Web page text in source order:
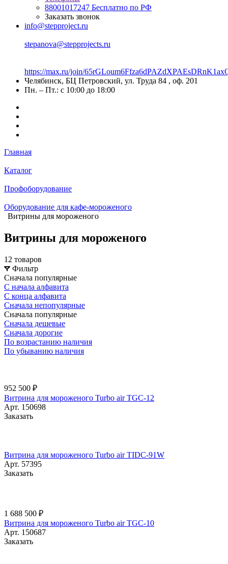
88001017247 Бесплатно по РФ
Заказать звонок
info@stepproject.ru
stepanova@stepprojects.ru
https://max.ru/join/
Челябинск, БЦ Петровский, ул. Труда 84 , оф. 201
Пн. – Пт.: с 10:00 до 18:00
Главная
Каталог
Профоборудование
Оборудование для кафе-мороженого
Витрины для мороженого
Витрины для мороженого
12 товаров
Фильтр
Сначала популярные
С начала алфавита
С конца алфавита
Сначала непопулярные
Сначала популярные
Сначала дешевые
Сначала дорогие
По возрастанию наличия
По убыванию наличия
952 500 ₽
Витрина для мороженого Turbo air TGC-12
Арт. 150698
Заказать
Витрина для мороженого Turbo air TIDC-91W
Арт. 57395
Заказать
1 688 500 ₽
Витрина для мороженого Turbo air TGC-10
Арт. 150687
Заказать